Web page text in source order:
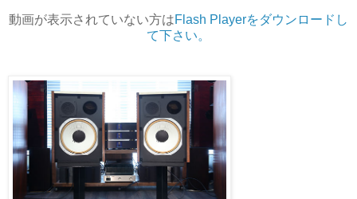
動画が表示されていない方はFlash Playerをダウンロードし
て下さい。